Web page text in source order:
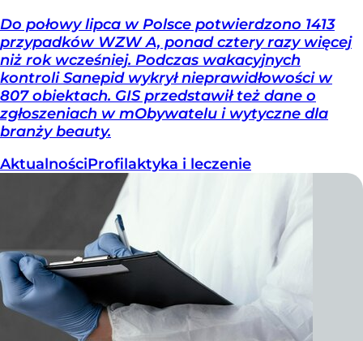
Do połowy lipca w Polsce potwierdzono 1413
przypadków WZW A, ponad cztery razy więcej
niż rok wcześniej. Podczas wakacyjnych
kontroli Sanepid wykrył nieprawidłowości w
807 obiektach. GIS przedstawił też dane o
zgłoszeniach w mObywatelu i wytyczne dla
branży beauty.
AktualnościProfilaktyka i leczenie